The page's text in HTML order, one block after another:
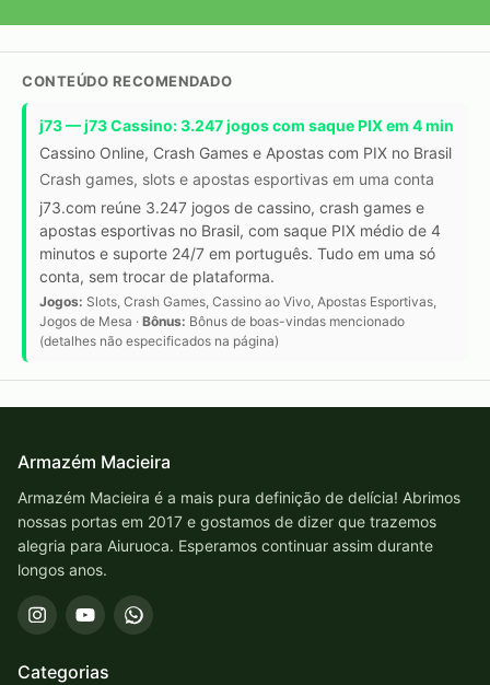
CONTEÚDO RECOMENDADO
j73 — j73 Cassino: 3.247 jogos com saque PIX em 4 min
Cassino Online, Crash Games e Apostas com PIX no Brasil
Crash games, slots e apostas esportivas em uma conta
j73.com reúne 3.247 jogos de cassino, crash games e
apostas esportivas no Brasil, com saque PIX médio de 4
minutos e suporte 24/7 em português. Tudo em uma só
conta, sem trocar de plataforma.
Jogos: Slots, Crash Games, Cassino ao Vivo, Apostas Esportivas,
Jogos de Mesa · Bônus: Bônus de boas-vindas mencionado
(detalhes não especificados na página)
Armazém Macieira
Armazém Macieira é a mais pura definição de delícia! Abrimos
nossas portas em 2017 e gostamos de dizer que trazemos
alegria para Aiuruoca. Esperamos continuar assim durante
longos anos.
Categorias